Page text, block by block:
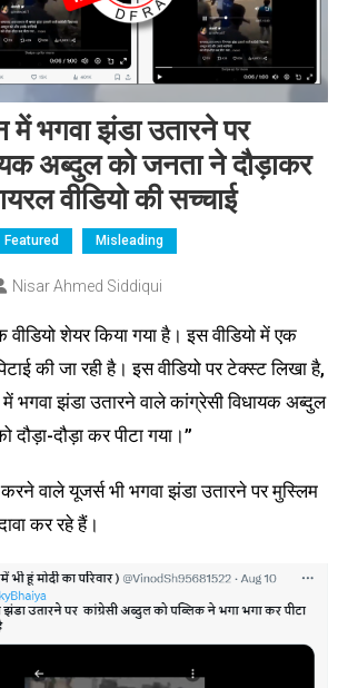
में भगवा झंडा उतारने पर
अब्दुल को जनता ने दौड़ाकर
वीडियो की सच्चाई
Featured Misleading
Nisar Ahmed Siddiqui
वीडियो शेयर किया गया है। इस वीडियो में एक
की जा रही है। इस वीडियो पर टेक्स्ट लिखा है,
में भगवा झंडा उतारने वाले कांग्रेसी विधायक अब्दुल
दौड़ा कर पीटा गया।”
वाले यूजर्स भी भगवा झंडा उतारने पर मुस्लिम
कर रहे हैं।